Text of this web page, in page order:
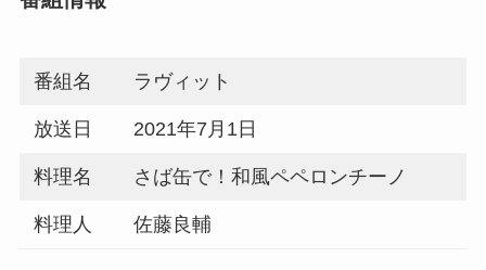
番組名 ラヴィット
放送日 2021年7月1日
料理名 さば缶で！和風ペペロンチーノ
料理人 佐藤良輔